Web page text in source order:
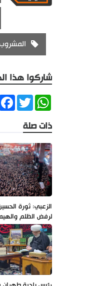
شاركوا هذا
Twitter
WhatsApp
ذات صلة
الزعبي: ثورة
لرفض الظلم